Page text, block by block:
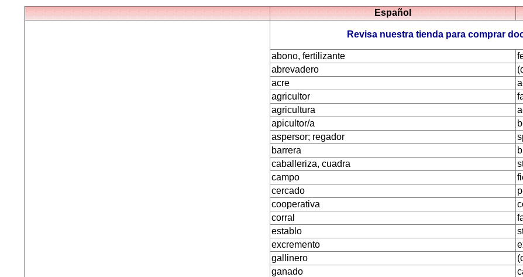
Español
Revisa nuestra tienda para comprar
abono, fertilizante
abrevadero
acre
agricultor
agricultura
apicultor/a
aspersor; regador
barrera
caballeriza, cuadra
campo
cercado
cooperativa
corral
establo
excremento
gallinero
ganado